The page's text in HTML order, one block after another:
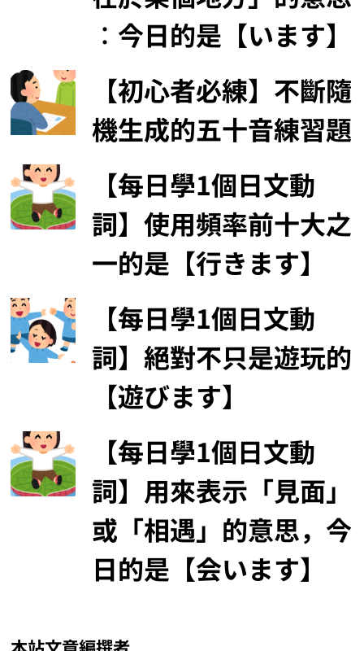
︰今日的是【います】
【初心者必練】不斷隨
機生成的五十音練習題
【每日學1個日文動
詞】使用頻率前十大之
一的是【行きます】
【每日學1個日文動
詞】絕對不只是遊玩的
【遊びます】
【每日學1個日文動
詞】用來表示「見面」
或「相遇」的意思，今
日的是【会います】